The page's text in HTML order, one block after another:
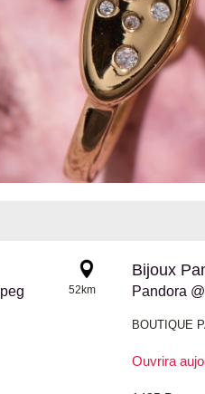
52km
Bijoux
Pandora
BOUTIQUE
Ouvrira